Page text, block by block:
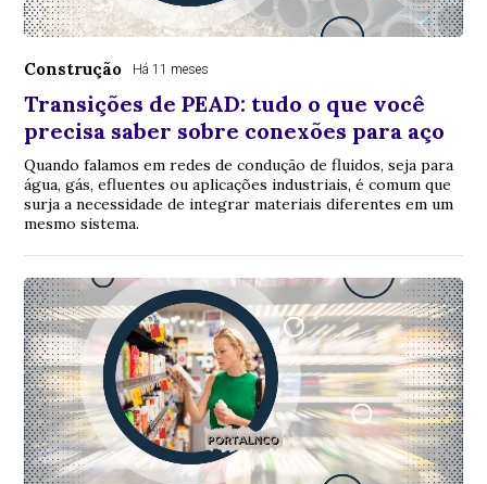
Construção Há 11 meses
Transições de PEAD: tudo o que você
precisa saber sobre conexões para aço
Quando falamos em redes de condução de fluidos, seja para
água, gás, efluentes ou aplicações industriais, é comum que
surja a necessidade de integrar materiais diferentes em um
mesmo sistema.